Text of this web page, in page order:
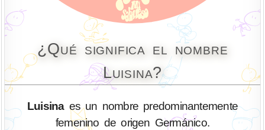
¿Qué significa el nombre
Luisina?
Luisinaes un nombre predominantemente
femenino de origen Germánico.